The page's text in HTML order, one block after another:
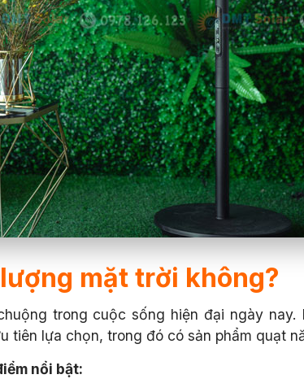
mặt trời không?
trong cuộc sống hiện đại ngày nay.
tiên lựa chọn, trong đó có sản phẩm quạt
nổi bật: